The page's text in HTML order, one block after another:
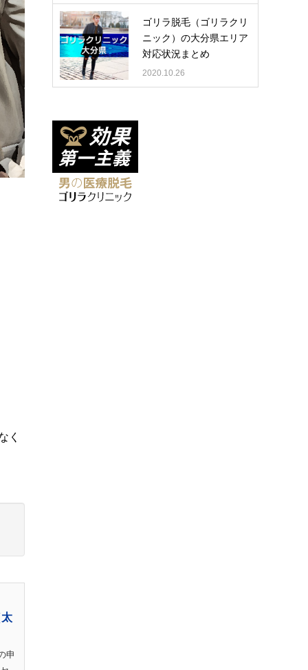
く
申
ゴリラ脱毛（ゴリラクリ
ニック）の大分県エリア
対応状況まとめ
2020.10.26